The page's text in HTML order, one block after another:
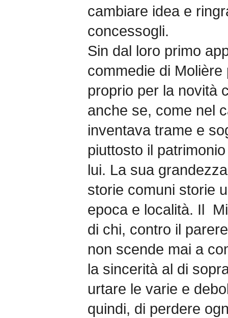
cambiare idea e
concessogli.
Sin dal loro primo
commedie di
proprio per la novità
anche se, come nel
inventava trame e
piuttosto il
lui. La sua
storie comuni storie
epoca e località. Il
di chi, contro il
non scende mai a
la sincerità al di
urtare le varie e
quindi, di perdere